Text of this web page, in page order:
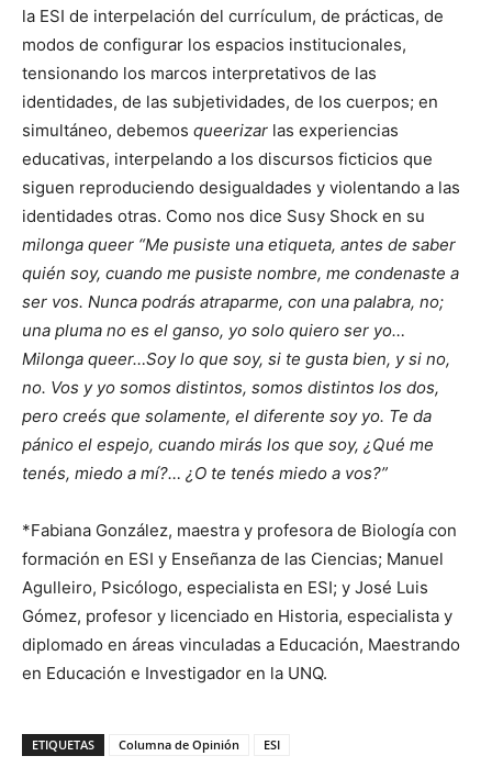
la ESI de interpelación del currículum, de prácticas, de
modos de configurar los espacios institucionales,
tensionando los marcos interpretativos de las
identidades, de las subjetividades, de los cuerpos; en
simultáneo, debemos queerizar las experiencias
educativas, interpelando a los discursos ficticios que
siguen reproduciendo desigualdades y violentando a las
identidades otras. Como nos dice Susy Shock en su
milonga queer “Me pusiste una etiqueta, antes de saber
quién soy, cuando me pusiste nombre, me condenaste a
ser vos. Nunca podrás atraparme, con una palabra, no;
una pluma no es el ganso, yo solo quiero ser yo…
Milonga queer…Soy lo que soy, si te gusta bien, y si no,
no. Vos y yo somos distintos, somos distintos los dos,
pero creés que solamente, el diferente soy yo. Te da
pánico el espejo, cuando mirás los que soy, ¿Qué me
tenés, miedo a mí?… ¿O te tenés miedo a vos?”
*Fabiana González, maestra y profesora de Biología con
formación en ESI y Enseñanza de las Ciencias; Manuel
Agulleiro, Psicólogo, especialista en ESI; y José Luis
Gómez, profesor y licenciado en Historia, especialista y
diplomado en áreas vinculadas a Educación, Maestrando
en Educación e Investigador en la UNQ.
ETIQUETAS Columna de Opinión ESI